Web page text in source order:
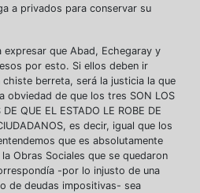
a privados para conservar su
que Abad, Echegaray y
por esto. Si ellos deben ir
chiste berreta, será la justicia la que
obviedad de que los tres SON LOS
QUE EL ESTADO LE ROBE DE
es decir, igual que los
que es absolutamente
Obras Sociales que se quedaron
-por lo injusto de una
de deudas impositivas- sea